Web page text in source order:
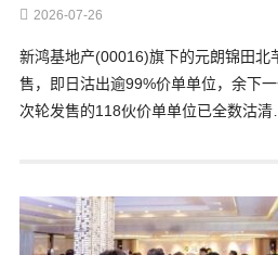
2026-07-26
新鸿基地产(00016)旗下的元朗锦田北
售，即日沽出逾99%价单单位，余下
次轮发售的118伙价单单位已全数沽清…